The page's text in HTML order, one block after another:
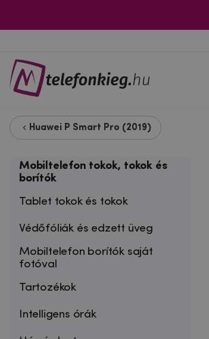
Huawei P Smart Pro (2019)
Mobiltelefon tokok, tokok és
borítók
Tablet tokok és tokok
Védőfóliák és edzett üveg
Mobiltelefon borítók saját
fotóval
Tartozékok
Intelligens órák